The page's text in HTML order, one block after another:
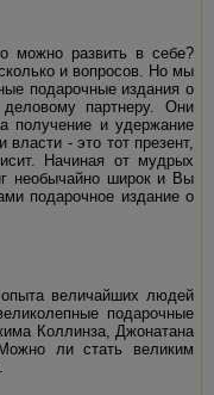
можно развить в себе?
и вопросов. Но мы
подарочные издания о
партнеру. Они
получение и удержание
- это тот презент,
Начиная от мудрых
необычайно широк и Вы
подарочное издание о
величайших людей
подарочные
Коллинза, Джонатана
ли стать великим